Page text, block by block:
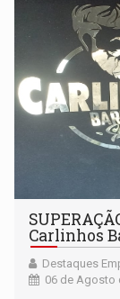
Carlinhos
Destaques
06 de Agosto